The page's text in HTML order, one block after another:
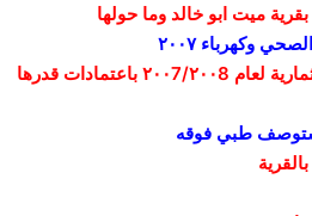
ميت ابو خالد وما حولها
٢٠٠٧
– تم تجديد الوحدة الصحية بميت أبو خالد ضمن الخطة الاستثمارية لعام ٢٠٠7/٢٠٠8 باعتمادات قدرها
طبي فوقه